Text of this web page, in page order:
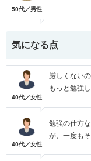
50代／男性
気になる点
40代／女性
厳しくない
もっと勉強
40代／女性
勉強の仕方
が、一度も